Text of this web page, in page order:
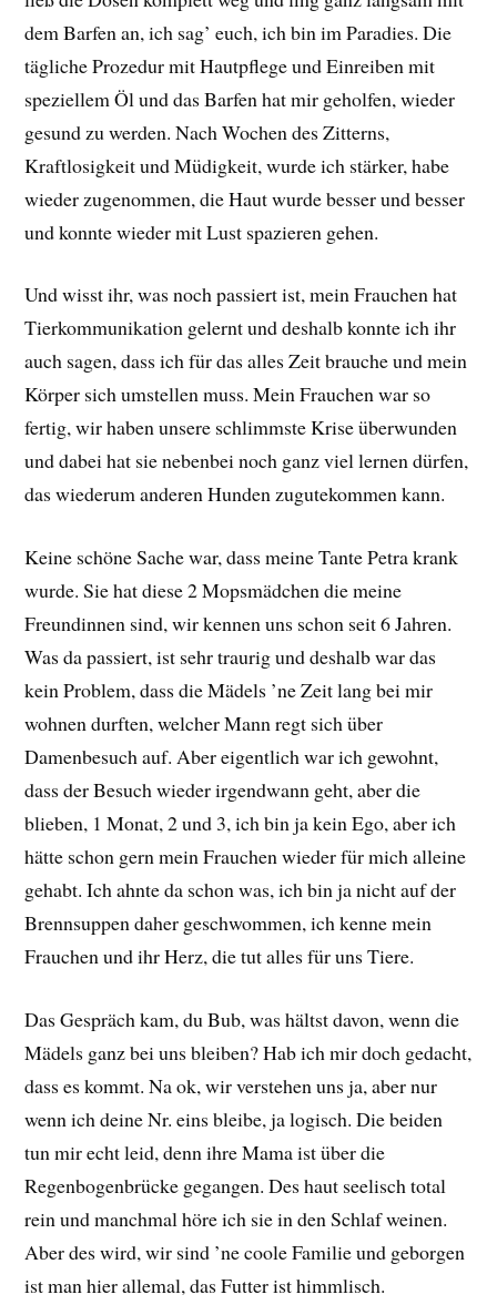
dem Barfen an, ich sag’ euch, ich bin im Paradies. Die
tägliche Prozedur mit Hautpflege und Einreiben mit
speziellem Öl und das Barfen hat mir geholfen, wieder
gesund zu werden. Nach Wochen des Zitterns,
Kraftlosigkeit und Müdigkeit, wurde ich stärker, habe
wieder zugenommen, die Haut wurde besser und besser
und konnte wieder mit Lust spazieren gehen.
Und wisst ihr, was noch passiert ist, mein Frauchen hat
Tierkommunikation gelernt und deshalb konnte ich ihr
auch sagen, dass ich für das alles Zeit brauche und mein
Körper sich umstellen muss. Mein Frauchen war so
fertig, wir haben unsere schlimmste Krise überwunden
und dabei hat sie nebenbei noch ganz viel lernen dürfen,
das wiederum anderen Hunden zugutekommen kann.
Keine schöne Sache war, dass meine Tante Petra krank
wurde. Sie hat diese 2 Mopsmädchen die meine
Freundinnen sind, wir kennen uns schon seit 6 Jahren.
Was da passiert, ist sehr traurig und deshalb war das
kein Problem, dass die Mädels ’ne Zeit lang bei mir
wohnen durften, welcher Mann regt sich über
Damenbesuch auf. Aber eigentlich war ich gewohnt,
dass der Besuch wieder irgendwann geht, aber die
blieben, 1 Monat, 2 und 3, ich bin ja kein Ego, aber ich
hätte schon gern mein Frauchen wieder für mich alleine
gehabt. Ich ahnte da schon was, ich bin ja nicht auf der
Brennsuppen daher geschwommen, ich kenne mein
Frauchen und ihr Herz, die tut alles für uns Tiere.
Das Gespräch kam, du Bub, was hältst davon, wenn die
Mädels ganz bei uns bleiben? Hab ich mir doch gedacht,
dass es kommt. Na ok, wir verstehen uns ja, aber nur
wenn ich deine Nr. eins bleibe, ja logisch. Die beiden
tun mir echt leid, denn ihre Mama ist über die
Regenbogenbrücke gegangen. Des haut seelisch total
rein und manchmal höre ich sie in den Schlaf weinen.
Aber des wird, wir sind ’ne coole Familie und geborgen
ist man hier allemal, das Futter ist himmlisch.